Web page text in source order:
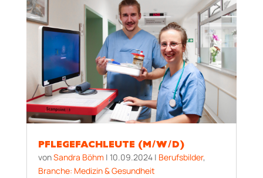
PFLEGEFACHLEUTE (M/W/D)
vonSandra Böhm | 10.09.2024| Berufsbilder,
Branche: Medizin & Gesundheit